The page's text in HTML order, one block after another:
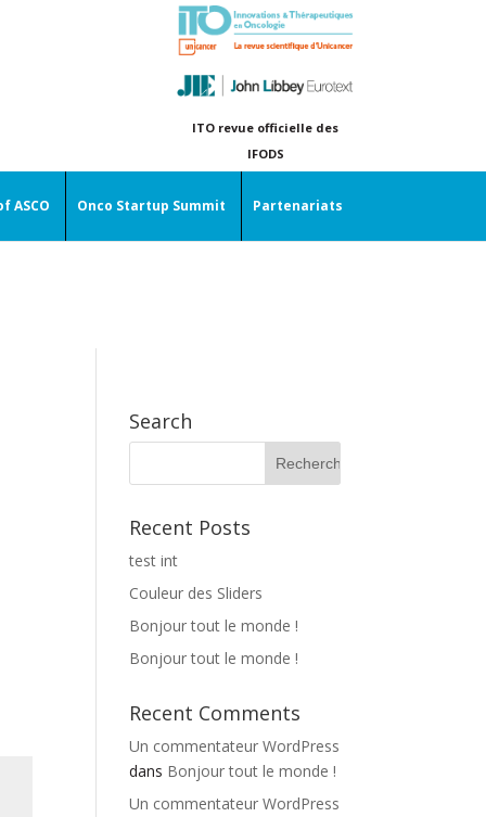
ITO revue officielle des
IFODS
ASCO Onco Startup Summit Partenariats
Search
Recent Posts
test int
Couleur des Sliders
Bonjour tout le monde !
Bonjour tout le monde !
Recent Comments
Un commentateur WordPress
dans Bonjour tout le monde !
Un commentateur WordPress